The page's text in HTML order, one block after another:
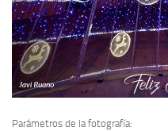
Parámetros de la fotografía: